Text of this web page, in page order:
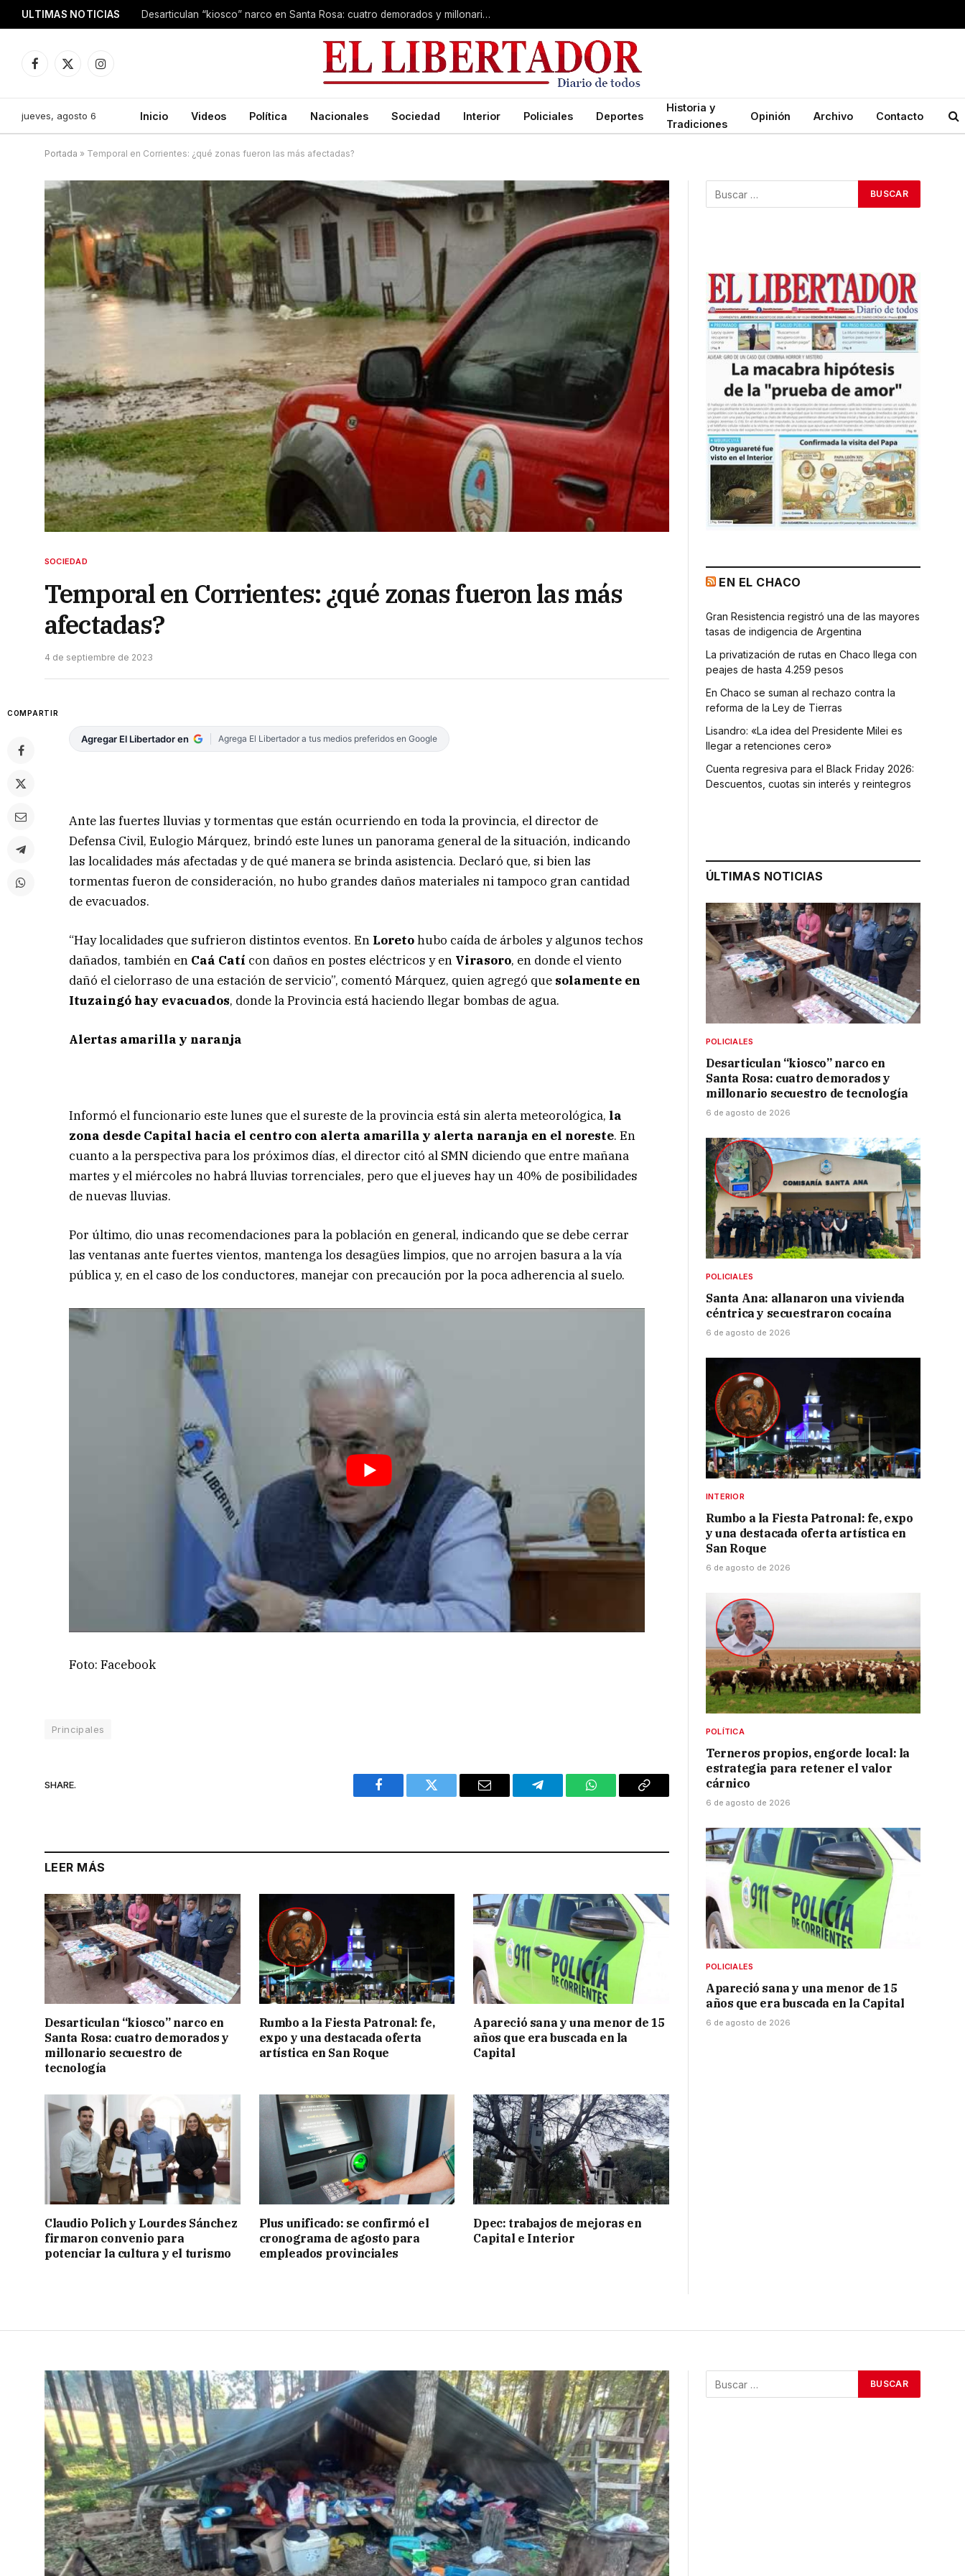
ULTIMAS NOTICIAS Desarticulan “kiosco” narco en Santa Rosa: cuatro demorados y millonario secuestro de tecnología
Facebook
X
Instagram
jueves, agosto 6 Inicio Videos Política Nacionales Sociedad Interior Policiales Deportes
Historia y
Tradiciones
Opinión Archivo Contacto
Portada » Temporal en Corrientes: ¿qué zonas fueron las más afectadas?
SOCIEDAD
Temporal en Corrientes: ¿qué zonas fueron las más
afectadas?
4 de septiembre de 2023
COMPARTIR
Agregar El Libertador en Agrega El Libertador a tus medios preferidos en Google
Ante las fuertes lluvias y tormentas que están ocurriendo en toda la provincia, el director de
Defensa Civil, Eulogio Márquez, brindó este lunes un panorama general de la situación, indicando
las localidades más afectadas y de qué manera se brinda asistencia. Declaró que, si bien las
tormentas fueron de consideración, no hubo grandes daños materiales ni tampoco gran cantidad
de evacuados.
“Hay localidades que sufrieron distintos eventos. En Loretohubo caída de árboles y algunos techos
dañados, también en Caá Catí con daños en postes eléctricos y en Virasoro, en donde el viento
dañó el cielorraso de una estación de servicio”, comentó Márquez, quien agregó que solamente en
Ituzaingó hay evacuados, donde la Provincia está haciendo llegar bombas de agua.
Alertas amarilla y naranja
Informó el funcionario este lunes que el sureste de la provincia está sin alerta meteorológica, la
zona desde Capital hacia el centro con alerta amarilla y alerta naranja en el noreste. En
cuanto a la perspectiva para los próximos días, el director citó al SMN diciendo que entre mañana
martes y el miércoles no habrá lluvias torrenciales, pero que el jueves hay un 40% de posibilidades
de nuevas lluvias.
Por último, dio unas recomendaciones para la población en general, indicando que se debe cerrar
las ventanas ante fuertes vientos, mantenga los desagües limpios, que no arrojen basura a la vía
pública y, en el caso de los conductores, manejar con precaución por la poca adherencia al suelo.
Foto: Facebook
Principales
SHARE.
Facebook Twitter Email Telegram WhatsAppCopy
LEER MÁS
Desarticulan “kiosco” narco en
Santa Rosa: cuatro demorados y
millonario secuestro de
tecnología
Rumbo a la Fiesta Patronal: fe,
expo y una destacada oferta
artística en San Roque
Apareció sana y una menor de 15
años que era buscada en la
Capital
Claudio Polich y Lourdes Sánchez
firmaron convenio para
potenciar la cultura y el turismo
Plus unificado: se confirmó el
cronograma de agosto para
empleados provinciales
Dpec: trabajos de mejoras en
Capital e Interior
EN EL CHACO
Gran Resistencia registró una de las mayores
tasas de indigencia de Argentina
La privatización de rutas en Chaco llega con
peajes de hasta 4.259 pesos
En Chaco se suman al rechazo contra la
reforma de la Ley de Tierras
Lisandro: «La idea del Presidente Milei es
llegar a retenciones cero»
Cuenta regresiva para el Black Friday 2026:
Descuentos, cuotas sin interés y reintegros
ÚLTIMAS NOTICIAS
POLICIALES
Desarticulan “kiosco” narco en
Santa Rosa: cuatro demorados y
millonario secuestro de tecnología
6 de agosto de 2026
POLICIALES
Santa Ana: allanaron una vivienda
céntrica y secuestraron cocaína
6 de agosto de 2026
INTERIOR
Rumbo a la Fiesta Patronal: fe, expo
y una destacada oferta artística en
San Roque
6 de agosto de 2026
POLÍTICA
Terneros propios, engorde local: la
estrategia para retener el valor
cárnico
6 de agosto de 2026
POLICIALES
Apareció sana y una menor de 15
años que era buscada en la Capital
6 de agosto de 2026